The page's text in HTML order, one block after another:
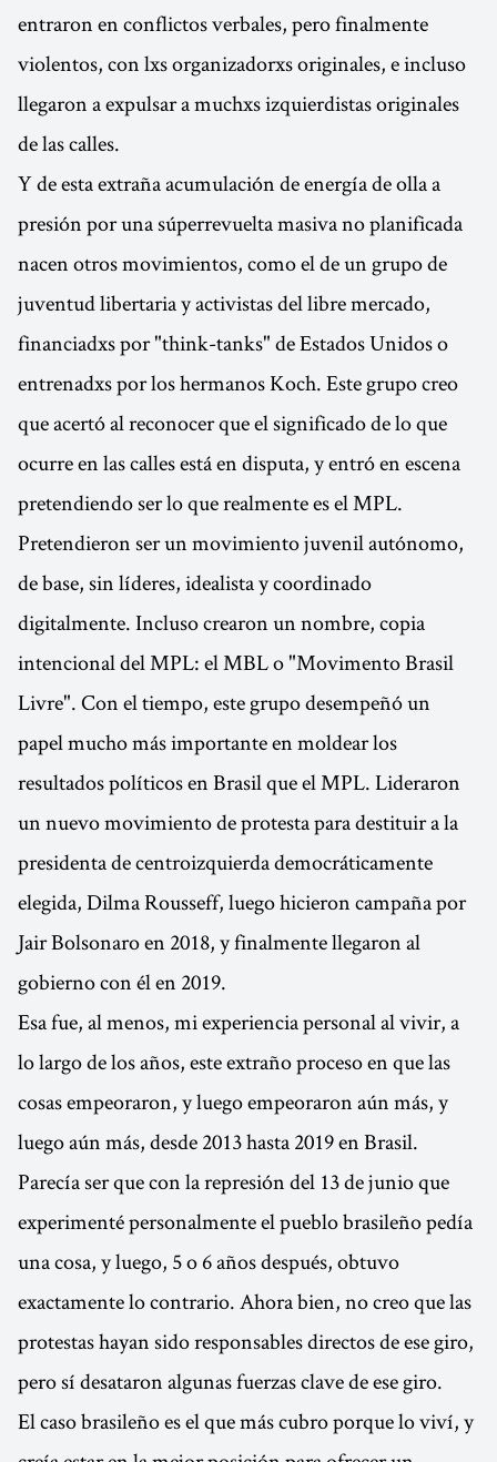
entraron en conflictos verbales, pero finalmente
violentos, con lxs organizadorxs originales, e incluso
llegaron a expulsar a muchxs izquierdistas originales
de las calles.
Y de esta extraña acumulación de energía de olla a
presión por una súperrevuelta masiva no planificada
nacen otros movimientos, como el de un grupo de
juventud libertaria y activistas del libre mercado,
financiadxs por "think-tanks" de Estados Unidos o
entrenadxs por los hermanos Koch. Este grupo creo
que acertó al reconocer que el significado de lo que
ocurre en las calles está en disputa, y entró en escena
pretendiendo ser lo que realmente es el MPL.
Pretendieron ser un movimiento juvenil autónomo,
de base, sin líderes, idealista y coordinado
digitalmente. Incluso crearon un nombre, copia
intencional del MPL: el MBL o "Movimento Brasil
Livre". Con el tiempo, este grupo desempeñó un
papel mucho más importante en moldear los
resultados políticos en Brasil que el MPL. Lideraron
un nuevo movimiento de protesta para destituir a la
presidenta de centroizquierda democráticamente
elegida, Dilma Rousseff, luego hicieron campaña por
Jair Bolsonaro en 2018, y finalmente llegaron al
gobierno con él en 2019.
Esa fue, al menos, mi experiencia personal al vivir, a
lo largo de los años, este extraño proceso en que las
cosas empeoraron, y luego empeoraron aún más, y
luego aún más, desde 2013 hasta 2019 en Brasil.
Parecía ser que con la represión del 13 de junio que
experimenté personalmente el pueblo brasileño pedía
una cosa, y luego, 5 o 6 años después, obtuvo
exactamente lo contrario. Ahora bien, no creo que las
protestas hayan sido responsables directos de ese giro,
pero sí desataron algunas fuerzas clave de ese giro.
El caso brasileño es el que más cubro porque lo viví, y